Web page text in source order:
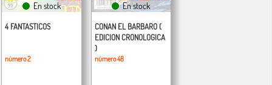
En stock
4 FANTASTICOS
número 2
En stock
CONAN EL BARBARO (
EDICION CRONOLOGICA
)
número 48